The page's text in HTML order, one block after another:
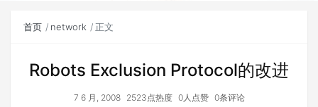
首页 network 正文
Robots Exclusion Protocol的改进
7 6 月, 2008 2523点热度 0人点赞 0条评论